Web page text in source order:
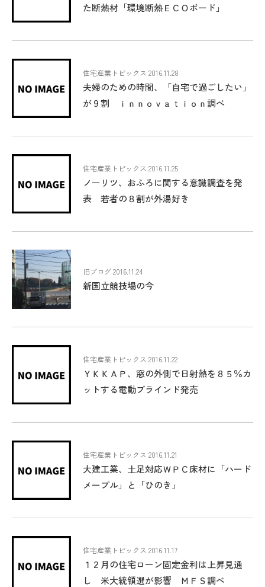
た断熱材「環境断熱ＥＣＯボード」
住宅産業トピックス 2016.11.28
夫婦のための時間、「自宅で過ごしたい」
が９割 ｉｎｎｏｖａｔｉｏｎ調べ
住宅産業トピックス 2016.11.25
ノーリツ、おふろに関する意識調査を発
表 若者の８割が外湯好き
旧ブログ 2016.11.24
新国立競技場の今
住宅産業トピックス 2016.11.22
ＹＫＫＡＰ、窓の外側で日射熱を８５％カ
ットする電動ブラインド発売
住宅産業トピックス 2016.11.21
大建工業、土足対応ＷＰＣ床材に「ハード
メープル」と「ひのき」
住宅産業トピックス 2016.11.17
１２月の住宅ローン固定金利は上昇見通
し 米大統領選が影響 ＭＦＳ調べ